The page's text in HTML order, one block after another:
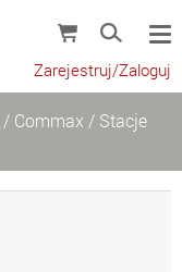
Zarejestruj/Zaloguj
/ Commax / Stacje